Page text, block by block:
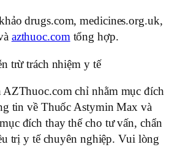
drugs.com, medicines.org.uk,
azthuoc.comtổng hợp.
trừ trách nhiệm y tế
AZThuoc.com chỉ nhằm mục đích
tin về Thuốc Astymin Max và
đích thay thế cho tư vấn, chẩn
trị y tế chuyên nghiệp. Vui lòng